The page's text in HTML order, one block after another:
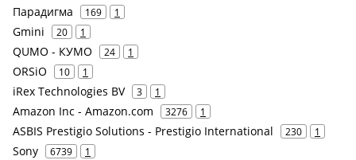
Парадигма 169 1
Gmini 20 1
QUMO - КУМО 24 1
ORSiO 10 1
iRex Technologies BV 3 1
Amazon Inc - Amazon.com 3276 1
ASBIS Prestigio Solutions - Prestigio International 230 1
Sony 6739 1